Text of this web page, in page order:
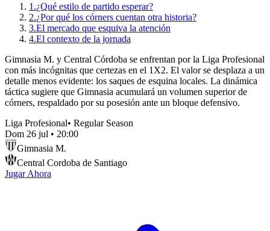
1.¿Qué estilo de partido esperar?
2.¿Por qué los córners cuentan otra historia?
3.El mercado que esquiva la atención
4.El contexto de la jornada
Gimnasia M. y Central Córdoba se enfrentan por la Liga Profesional
con más incógnitas que certezas en el 1X2. El valor se desplaza a un
detalle menos evidente: los saques de esquina locales. La dinámica
táctica sugiere que Gimnasia acumulará un volumen superior de
córners, respaldado por su posesión ante un bloque defensivo.
Liga Profesional• Regular Season
Dom 26 jul • 20:00
Gimnasia M.
Central Cordoba de Santiago
Jugar Ahora